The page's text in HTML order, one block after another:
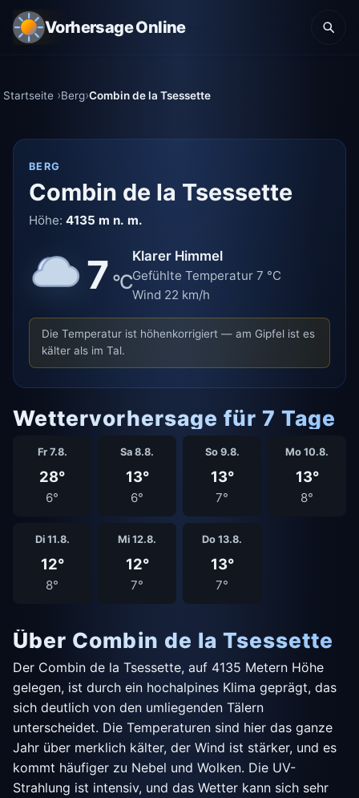
Vorhersage Online
Startseite Berg Combin de la Tsessette
BERG
Combin de la Tsessette
Höhe:4135 m n. m.
7 °C
Klarer Himmel
Gefühlte Temperatur 7 °C
Wind 22 km/h
Die Temperatur ist höhenkorrigiert — am Gipfel ist es
kälter als im Tal.
Wettervorhersage für 7 Tage
Fr 7.8.
28°
6°
Sa 8.8.
13°
6°
So 9.8.
13°
7°
Mo 10.8.
13°
8°
Di 11.8.
12°
8°
Mi 12.8.
12°
7°
Do 13.8.
13°
7°
Über Combin de la Tsessette
Der Combin de la Tsessette, auf 4135 Metern Höhe
gelegen, ist durch ein hochalpines Klima geprägt, das
sich deutlich von den umliegenden Tälern
unterscheidet. Die Temperaturen sind hier das ganze
Jahr über merklich kälter, der Wind ist stärker, und es
kommt häufiger zu Nebel und Wolken. Die UV-
Strahlung ist intensiv, und das Wetter kann sich sehr